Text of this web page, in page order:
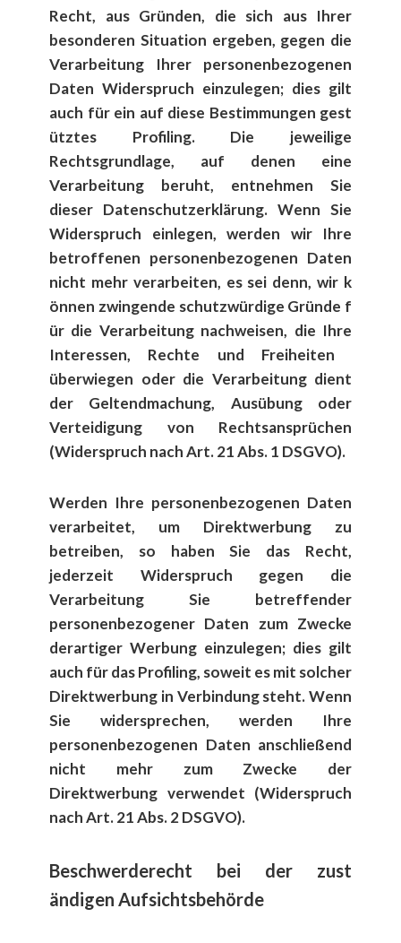
Recht, aus Gr​ünden, die sich aus Ihrer
besonderen Situation ergeben, gegen die
Verarbeitung Ihrer personenbezogenen
Daten Widerspruch einzulegen; dies gilt
auch f​ür ein auf diese Bestimmungen gest​
ütztes Profiling. Die jeweilige
Rechtsgrundlage, auf denen eine
Verarbeitung beruht, entnehmen Sie
dieser Datenschutzerkl​ärung. Wenn Sie
Widerspruch einlegen, werden wir Ihre
betroffenen personenbezogenen Daten
nicht mehr verarbeiten, es sei denn, wir k​
önnen zwingende schutzw​ürdige Gr​ünde f​
ür die Verarbeitung nachweisen, die Ihre
Interessen, Rechte und Freiheiten ​
überwiegen oder die Verarbeitung dient
der Geltendmachung, Aus​übung oder
Verteidigung von Rechtsanspr​üchen
(Widerspruch nach Art. 21 Abs. 1 DSGVO).
Werden Ihre personenbezogenen Daten
verarbeitet, um Direktwerbung zu
betreiben, so haben Sie das Recht,
jederzeit Widerspruch gegen die
Verarbeitung Sie betreffender
personenbezogener Daten zum Zwecke
derartiger Werbung einzulegen; dies gilt
auch f​ür das Profiling, soweit es mit solcher
Direktwerbung in Verbindung steht. Wenn
Sie widersprechen, werden Ihre
personenbezogenen Daten ​​anschließend
nicht mehr zum Zwecke der
Direktwerbung verwendet (Widerspruch
nach Art. 21 Abs. 2 DSGVO).
Beschwerderecht bei der zust​
ändigen Aufsichtsbeh​örde